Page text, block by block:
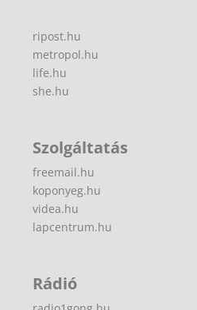
ripost.hu
metropol.hu
life.hu
she.hu
Szolgáltatás
freemail.hu
koponyeg.hu
videa.hu
lapcentrum.hu
Rádió